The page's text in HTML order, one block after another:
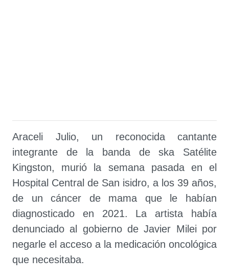
Araceli Julio, un reconocida cantante
integrante de la banda de ska Satélite
Kingston, murió la semana pasada en el
Hospital Central de San isidro, a los 39 años,
de un cáncer de mama que le habían
diagnosticado en 2021. La artista había
denunciado al gobierno de Javier Milei por
negarle el acceso a la medicación oncológica
que necesitaba.